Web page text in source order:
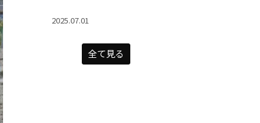
2025.07.01
全て見る